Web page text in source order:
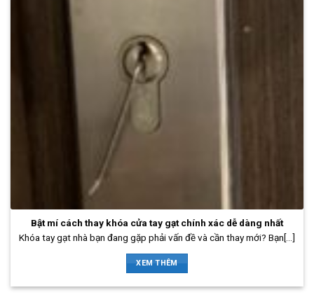
Bật mí cách thay khóa cửa tay gạt chính xác dễ dàng nhất
Khóa tay gạt nhà bạn đang gặp phải vấn đề và cần thay mới? Bạn[...]
XEM THÊM